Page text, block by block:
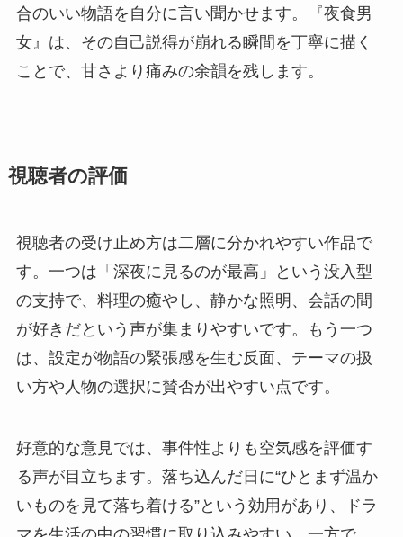
合のいい物語を自分に言い聞かせます。『夜食男
女』は、その自己説得が崩れる瞬間を丁寧に描く
ことで、甘さより痛みの余韻を残します。
視聴者の評価
視聴者の受け止め方は二層に分かれやすい作品で
す。一つは「深夜に見るのが最高」という没入型
の支持で、料理の癒やし、静かな照明、会話の間
が好きだという声が集まりやすいです。もう一つ
は、設定が物語の緊張感を生む反面、テーマの扱
い方や人物の選択に賛否が出やすい点です。
好意的な意見では、事件性よりも空気感を評価す
る声が目立ちます。落ち込んだ日に“ひとまず温か
いものを見て落ち着ける”という効用があり、ドラ